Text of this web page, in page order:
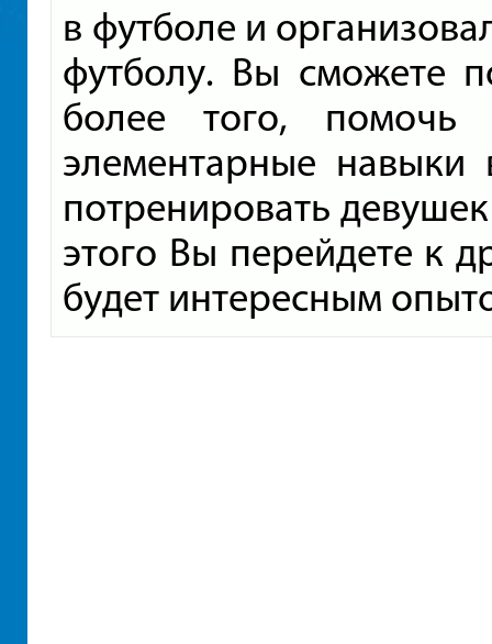
в футболе и
футболу. Вы сможете
более того, помочь
элементарные навыки
потренировать
этого Вы перейдете к
будет интересным